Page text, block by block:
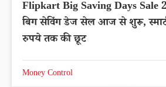
Flipkart Big Saving Days Sale
बिग सेविंग डेज सेल आज से शुरू,
रुपये तक की छूट
Money Control